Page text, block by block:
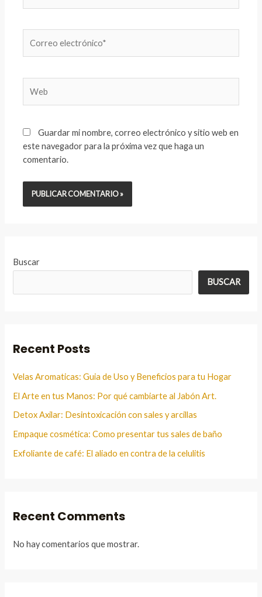
electrónico*
Guardar mi nombre, correo electrónico y sitio web en
este navegador para la próxima vez que haga un
comentario.
Buscar
BUSCAR
Recent Posts
Velas Aromaticas: Guia de Uso y Beneficios para tu Hogar
El Arte en tus Manos: Por qué cambiarte al Jabón Art.
Detox Axilar: Desintoxicación con sales y arcillas
Empaque cosmética: Como presentar tus sales de baño
Exfoliante de café: El aliado en contra de la celulitis
Recent Comments
No hay comentarios que mostrar.